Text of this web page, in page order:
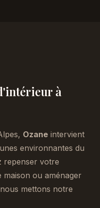
à
Ozane intervient
environnantes du
repenser votre
ou aménager
mettons notre